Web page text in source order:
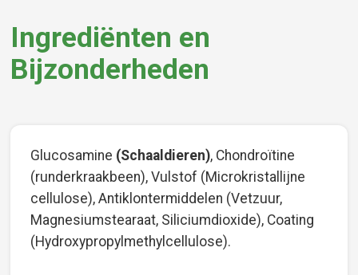
Ingrediënten en
Bijzonderheden
Glucosamine (Schaaldieren), Chondroïtine
(runderkraakbeen), Vulstof (Microkristallijne
cellulose), Antiklontermiddelen (Vetzuur,
Magnesiumstearaat, Siliciumdioxide), Coating
(Hydroxypropylmethylcellulose).